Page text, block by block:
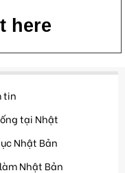
here
tin
tại Nhật
Nhật Bản
Nhật Bản